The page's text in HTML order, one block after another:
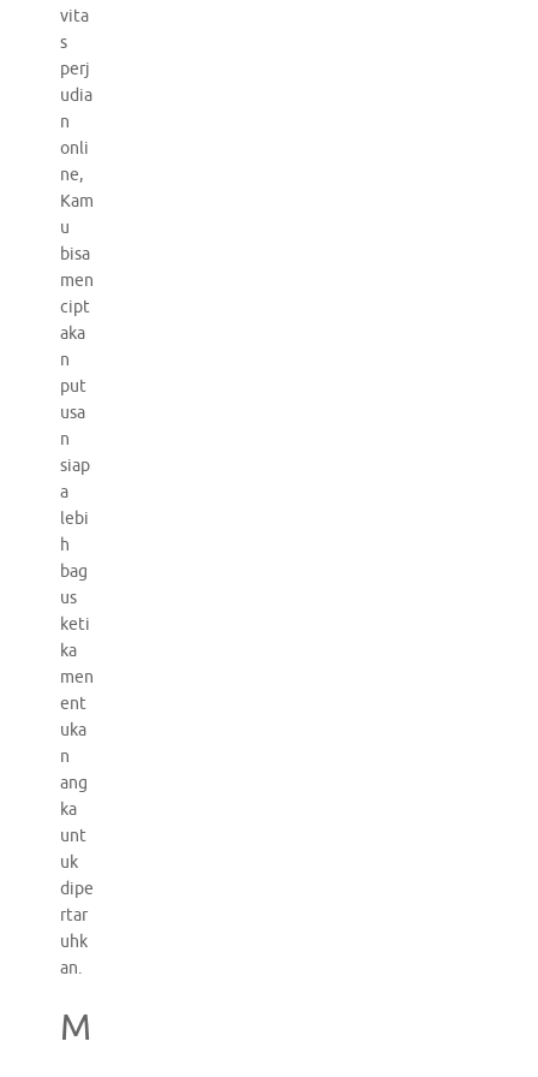
vita
s
perj
udia
n
onli
ne,
Kam
u
bisa
men
cipt
aka
n
put
usa
n
siap
a
lebi
h
bag
us
keti
ka
men
ent
uka
n
ang
ka
unt
uk
dipe
rtar
uhk
an.
M